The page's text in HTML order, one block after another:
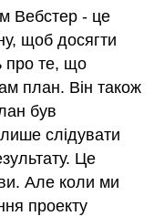
Вебстер - це
щоб досягти
про те, що
план. Він також
був
слідувати
Це
Але коли ми
проекту